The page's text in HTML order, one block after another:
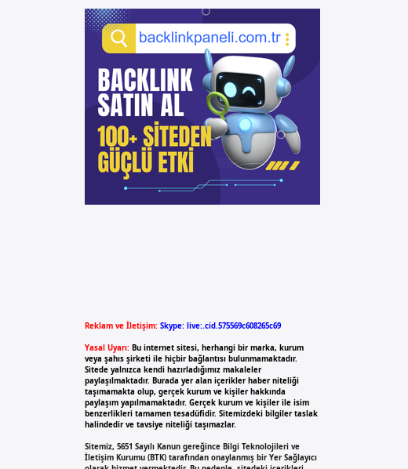
Reklam ve İletişim: Skype: live:.cid.575569c608265c69
Yasal Uyarı: Bu internet sitesi, herhangi bir marka, kurum
veya şahıs şirketi ile hiçbir bağlantısı bulunmamaktadır.
Sitede yalnızca kendi hazırladığımız makaleler
paylaşılmaktadır. Burada yer alan içerikler haber niteliği
taşımamakta olup, gerçek kurum ve kişiler hakkında
paylaşım yapılmamaktadır. Gerçek kurum ve kişiler ile isim
benzerlikleri tamamen tesadüfidir. Sitemizdeki bilgiler taslak
halindedir ve tavsiye niteliği taşımazlar.
Sitemiz, 5651 Sayılı Kanun gereğince Bilgi Teknolojileri ve
İletişim Kurumu (BTK) tarafından onaylanmış bir Yer Sağlayıcı